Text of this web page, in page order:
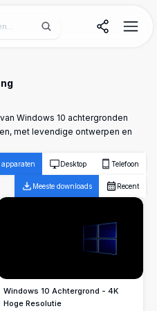
Windows 10 achtergronden
met levendige ontwerpen en
Desktop Telefoon
Meeste downloads Recent
Windows 10 Achtergrond - 4K
Hoge Resolutie